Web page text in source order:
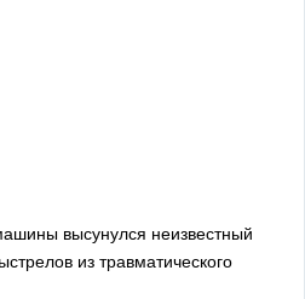
высунулся неизвестный
из травматического